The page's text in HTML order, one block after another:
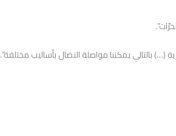
بالتالي يمكننا مواصلة النضال بأساليب مختلفة”.